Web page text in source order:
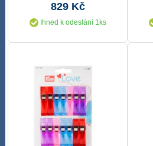
829 Kč
Ihned k odeslání 1ks